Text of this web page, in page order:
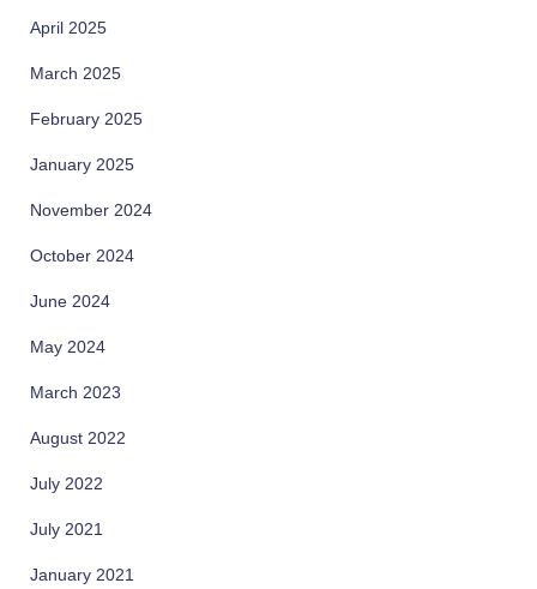
April 2025
March 2025
February 2025
January 2025
November 2024
October 2024
June 2024
May 2024
March 2023
August 2022
July 2022
July 2021
January 2021